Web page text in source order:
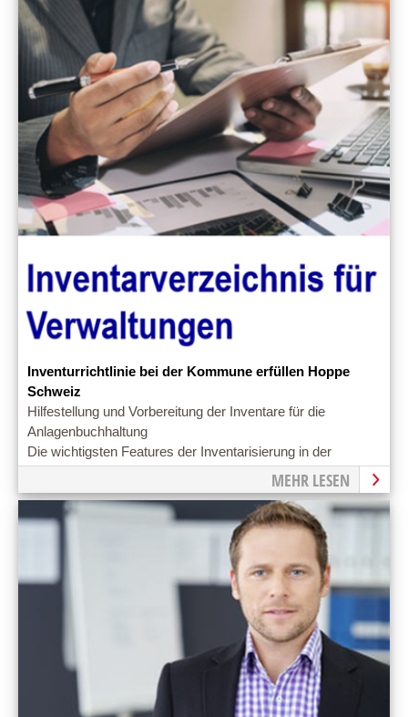
Inventurrichtlinie bei der Kommune erfüllen Hoppe
Schweiz
Hilfestellung und Vorbereitung der Inventare für die
Anlagenbuchhaltung
Die wichtigsten Features der Inventarisierung in der
Kommune auf einen Blick
MEHR LESEN